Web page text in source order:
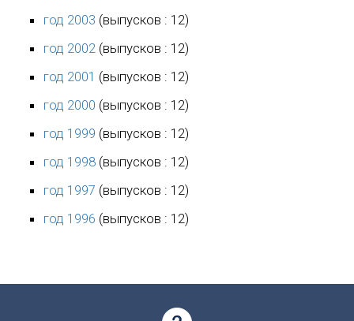
год 2003 (выпусков : 12)
год 2002 (выпусков : 12)
год 2001 (выпусков : 12)
год 2000 (выпусков : 12)
год 1999 (выпусков : 12)
год 1998 (выпусков : 12)
год 1997 (выпусков : 12)
год 1996 (выпусков : 12)